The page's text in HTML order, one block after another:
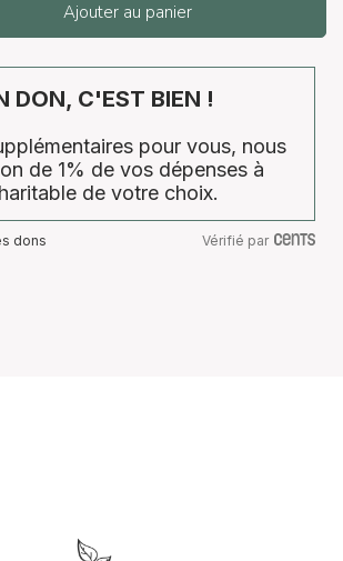
Ajouter au panier
DON, C'EST BIEN !
pour vous, nous
de 1% de vos dépenses à
de votre choix.
dons Vérifié par